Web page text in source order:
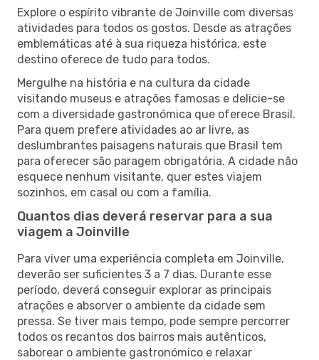
Explore o espírito vibrante de Joinville com diversas
atividades para todos os gostos. Desde as atrações
emblemáticas até à sua riqueza histórica, este
destino oferece de tudo para todos.
Mergulhe na história e na cultura da cidade
visitando museus e atrações famosas e delicie-se
com a diversidade gastronómica que oferece Brasil.
Para quem prefere atividades ao ar livre, as
deslumbrantes paisagens naturais que Brasil tem
para oferecer são paragem obrigatória. A cidade não
esquece nenhum visitante, quer estes viajem
sozinhos, em casal ou com a família.
Quantos dias deverá reservar para a sua
viagem a Joinville
Para viver uma experiência completa em Joinville,
deverão ser suficientes 3 a 7 dias. Durante esse
período, deverá conseguir explorar as principais
atrações e absorver o ambiente da cidade sem
pressa. Se tiver mais tempo, pode sempre percorrer
todos os recantos dos bairros mais autênticos,
saborear o ambiente gastronómico e relaxar